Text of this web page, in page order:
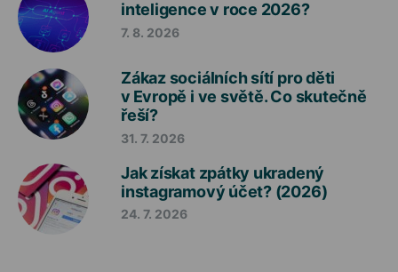
inteligence v roce 2026?
7. 8. 2026
Zákaz sociálních sítí pro děti
v Evropě i ve světě. Co skutečně
řeší?
31. 7. 2026
Jak získat zpátky ukradený
instagramový účet? (2026)
24. 7. 2026